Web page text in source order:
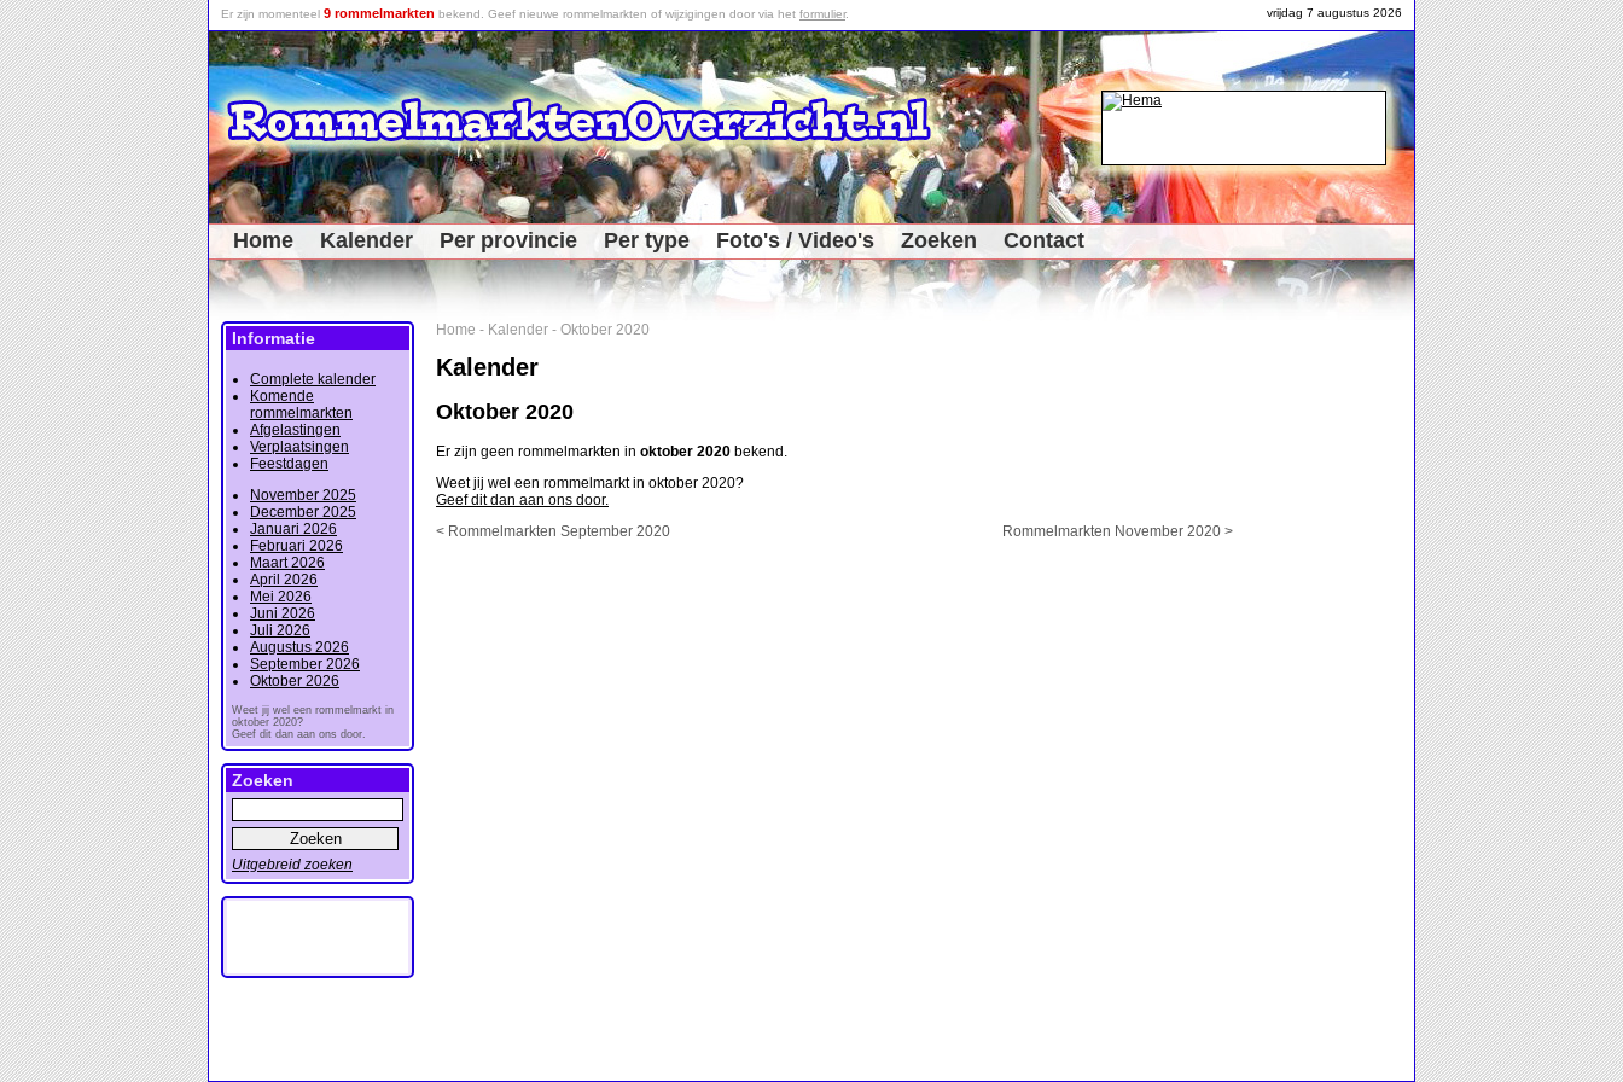
vrijdag 7 augustus 2026
Er zijn momenteel 9 rommelmarkten bekend. Geef nieuwe rommelmarkten of wijzigingen door via het formulier.
Home Kalender Per provincie Per type Foto's / Video's Zoeken Contact
Home - Kalender - Oktober 2020
Kalender
Oktober 2020
Er zijn geen rommelmarkten in oktober 2020 bekend.
Weet jij wel een rommelmarkt in oktober 2020?
Geef dit dan aan ons door.
< Rommelmarkten September 2020
Rommelmarkten November 2020 >
Informatie
Complete kalender
Komende
rommelmarkten
Afgelastingen
Verplaatsingen
Feestdagen
November 2025
December 2025
Januari 2026
Februari 2026
Maart 2026
April 2026
Mei 2026
Juni 2026
Juli 2026
Augustus 2026
September 2026
Oktober 2026
Weet jij wel een rommelmarkt in
oktober 2020?
Geef dit dan aan ons door.
Zoeken
Uitgebreid zoeken